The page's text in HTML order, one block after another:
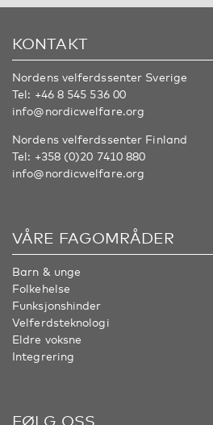
KONTAKT
Nordens velferdssenter Sverige
Tel: +46 8 545 536 00
info@nordicwelfare.org
Nordens velferdssenter Finland
Tel: +358 (0)20 7410 880
info@nordicwelfare.org
VÅRE FAGOMRÅDER
Barn & unge
Folkehelse
Funksjonshinder
Velferdsteknologi
Eldre voksne
Integrering
FØLG OSS